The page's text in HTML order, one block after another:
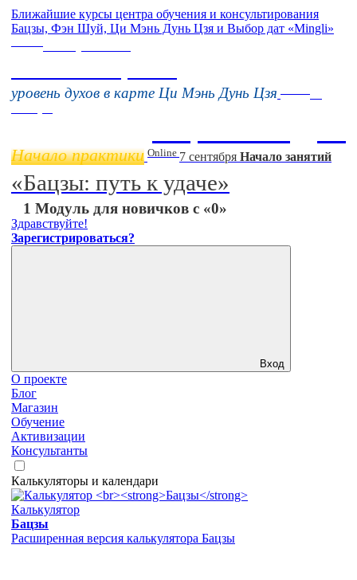
Ближайшие курсы центра обучения и консультирования
Бацзы, Фэн Шуй, Ци Мэнь Дунь Цзя и Выбор дат «Mingli»
уровень духов в карте Ци Мэнь Дунь Цзя
Начало практики Online 7 сентября Начало занятий
«Бацзы: путь к удаче»
1 Модуль для новичков с «0»
Здравствуйте!
Зарегистрироваться?
Вход
О проекте
Блог
Магазин
Обучение
Активизации
Консультанты
Калькуляторы и календари
Калькулятор
Бацзы
Расширенная версия калькулятора Бацзы